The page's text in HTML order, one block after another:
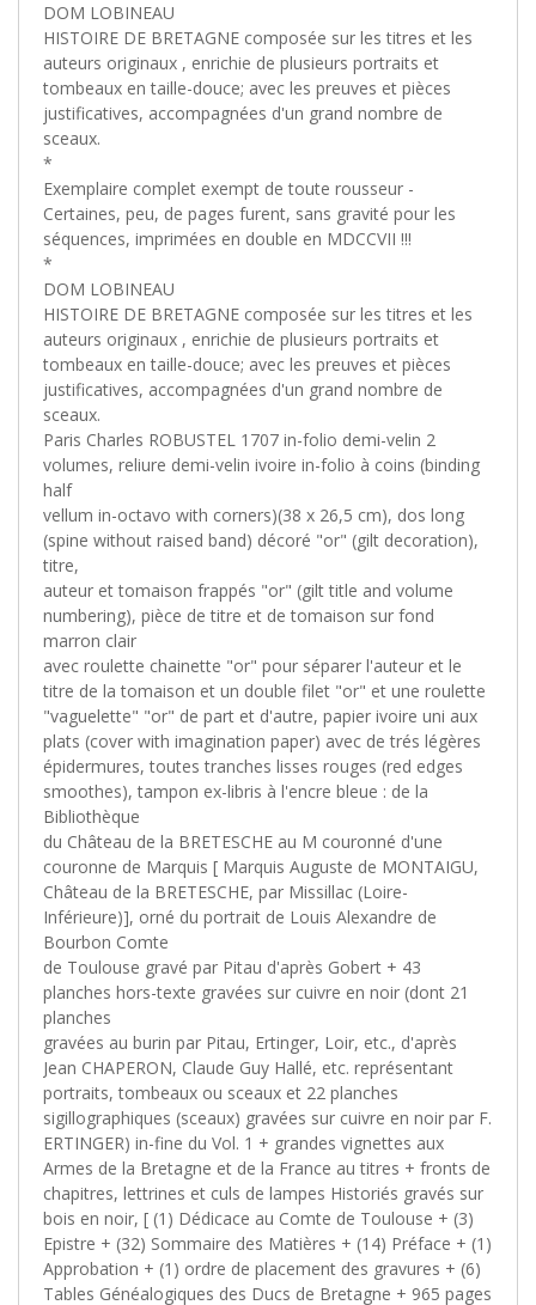
DOM LOBINEAU‎
‎HISTOIRE DE BRETAGNE composée sur les titres et les
auteurs originaux , enrichie de plusieurs portraits et
tombeaux en taille-douce; avec les preuves et pièces
justificatives, accompagnées d'un grand nombre de
sceaux. ‎
*
Exemplaire complet exempt de toute rousseur -
Certaines, peu, de pages furent, sans gravité pour les
séquences, imprimées en double en MDCCVII !!!
*
DOM LOBINEAU
HISTOIRE DE BRETAGNE composée sur les titres et les
auteurs originaux , enrichie de plusieurs portraits et
tombeaux en taille-douce; avec les preuves et pièces
justificatives, accompagnées d'un grand nombre de
sceaux.
Paris Charles ROBUSTEL 1707 in-folio demi-velin 2
volumes, reliure demi-velin ivoire in-folio à coins (binding
half
vellum in-octavo with corners)(38 x 26,5 cm), dos long
(spine without raised band) décoré "or" (gilt decoration),
titre,
auteur et tomaison frappés "or" (gilt title and volume
numbering), pièce de titre et de tomaison sur fond
marron clair
avec roulette chainette "or" pour séparer l'auteur et le
titre de la tomaison et un double filet "or" et une roulette
"vaguelette" "or" de part et d'autre, papier ivoire uni aux
plats (cover with imagination paper) avec de trés légères
épidermures, toutes tranches lisses rouges (red edges
smoothes), tampon ex-libris à l'encre bleue : de la
Bibliothèque
du Château de la BRETESCHE au M couronné d'une
couronne de Marquis [ Marquis Auguste de MONTAIGU,
Château de la BRETESCHE, par Missillac (Loire-
Inférieure)], orné du portrait de Louis Alexandre de
Bourbon Comte
de Toulouse gravé par Pitau d'après Gobert + 43
planches hors-texte gravées sur cuivre en noir (dont 21
planches
gravées au burin par Pitau, Ertinger, Loir, etc., d'après
Jean CHAPERON, Claude Guy Hallé, etc. représentant
portraits, tombeaux ou sceaux et 22 planches
sigillographiques (sceaux) gravées sur cuivre en noir par F.
ERTINGER) in-fine du Vol. 1 + grandes vignettes aux
Armes de la Bretagne et de la France au titres + fronts de
chapitres, lettrines et culs de lampes Historiés gravés sur
bois en noir, [ (1) Dédicace au Comte de Toulouse + (3)
Epistre + (32) Sommaire des Matières + (14) Préface + (1)
Approbation + (1) ordre de placement des gravures + (6)
Tables Généalogiques des Ducs de Bretagne + 965 pages